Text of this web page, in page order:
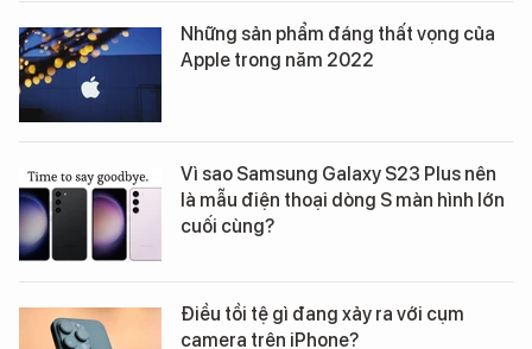
Những sản phẩm đáng thất vọng của
Apple trong năm 2022
Vì sao Samsung Galaxy S23 Plus nên
là mẫu điện thoại dòng S màn hình lớn
cuối cùng?
Điều tồi tệ gì đang xảy ra với cụm
camera trên iPhone?